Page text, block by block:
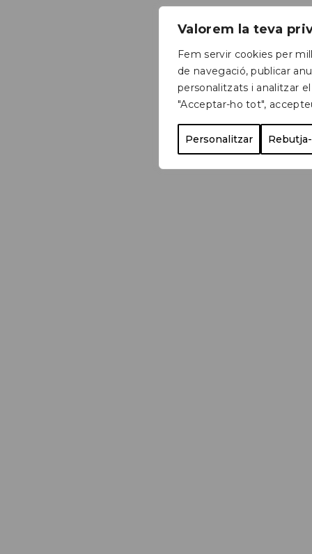
Valorem la teva
Fem servir cookies per
de navegació, publicar
personalitzats i analitzar
"Acceptar-ho tot",
Personalitzar